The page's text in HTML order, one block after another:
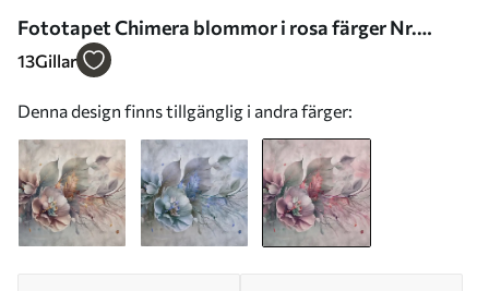
Fototapet Chimera blommor i rosa färger Nr.
u93930v2
13Gillar
Denna design finns tillgänglig i andra färger: